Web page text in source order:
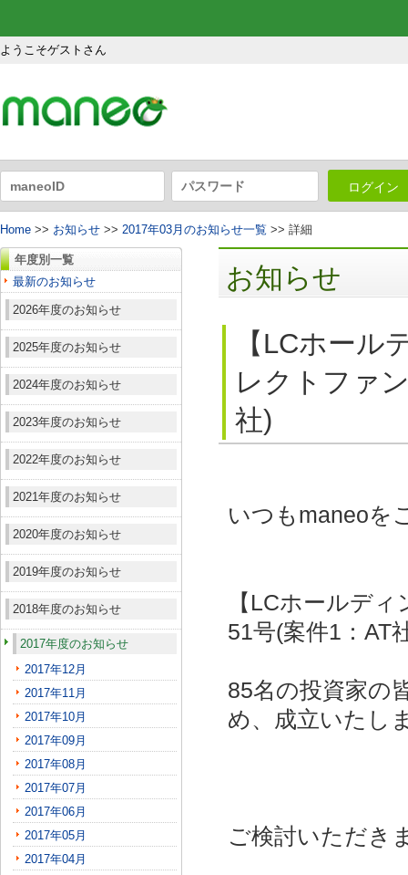
ようこそゲストさん
ログイン
Home >> お知らせ >> 2017年03月のお知らせ一覧 >> 詳細
年度別一覧
最新のお知らせ
2026年度のお知らせ
2025年度のお知らせ
2024年度のお知らせ
2023年度のお知らせ
2022年度のお知らせ
2021年度のお知らせ
2020年度のお知らせ
2019年度のお知らせ
2018年度のお知らせ
2017年度のお知らせ
2017年12月
2017年11月
2017年10月
2017年09月
2017年08月
2017年07月
2017年06月
2017年05月
2017年04月
お知らせ
【LCホー
レクトファ
社)
いつもmaneoを
【LCホールデ
51号(案件1：AT
85名の投資家の
め、成立いたし
ご検討いただき